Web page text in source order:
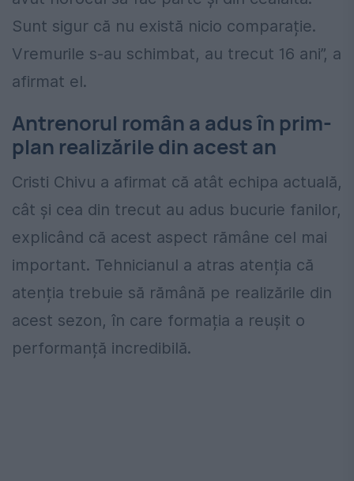
Sunt sigur că nu există nicio comparație.
Vremurile s-au schimbat, au trecut 16 ani”, a
afirmat el.
Antrenorul român a adus în prim-
plan realizările din acest an
Cristi Chivu a afirmat că atât echipa actuală,
cât și cea din trecut au adus bucurie fanilor,
explicând că acest aspect rămâne cel mai
important. Tehnicianul a atras atenția că
atenția trebuie să rămână pe realizările din
acest sezon, în care formația a reușit o
performanță incredibilă.